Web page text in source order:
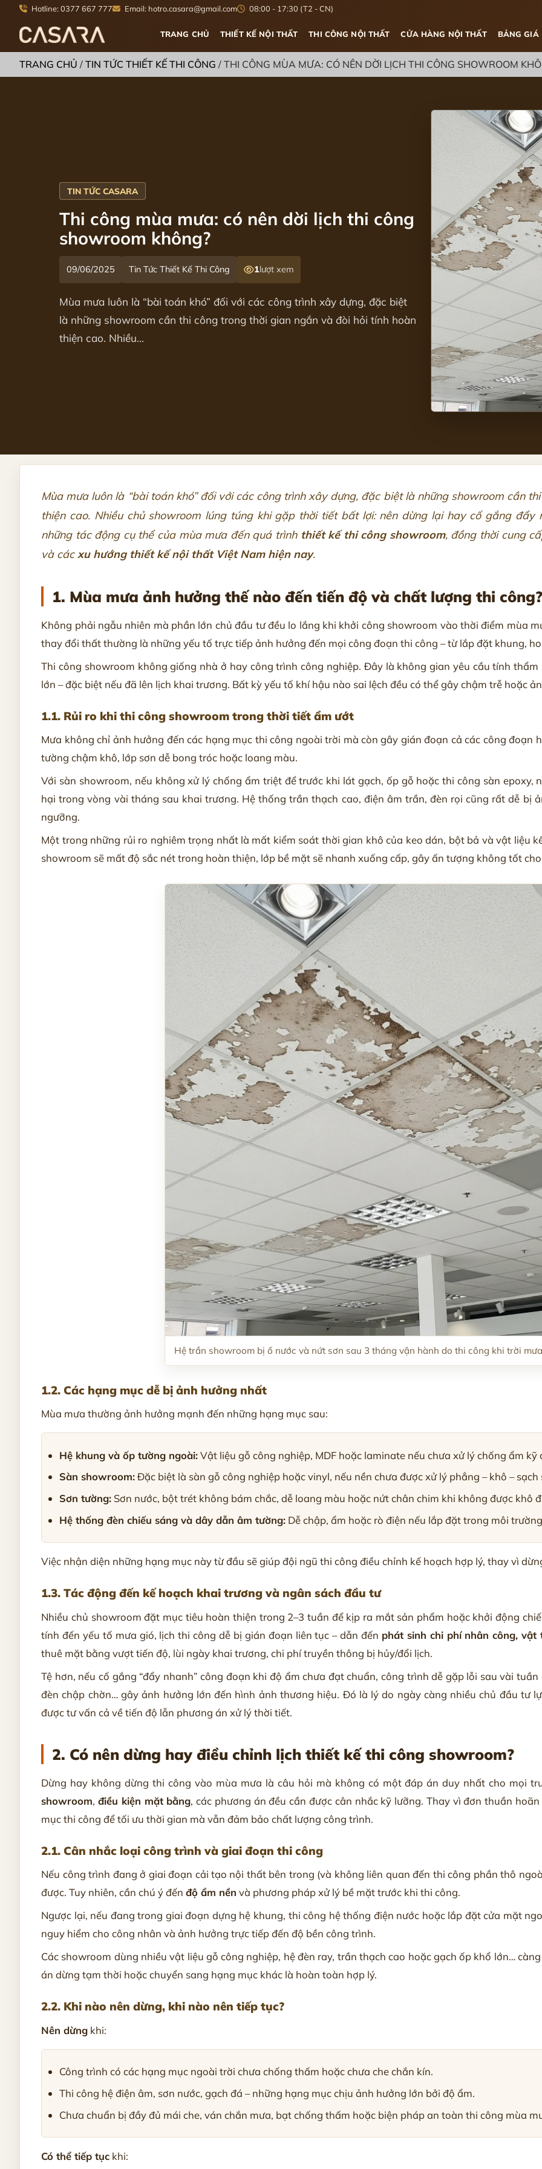
Hotline: 0377 667 777 Email: hotro.casara@gmail.com 08:00 - 17:30 (T2 - CN)
TRANG CHỦ THIẾT KẾ NỘI THẤT THI CÔNG NỘI THẤT CỬA HÀNG NỘI THẤT BẢNG GIÁ
TRANG CHỦ / TIN TỨC THIẾT KẾ THI CÔNG / THI CÔNG MÙA MƯA: CÓ NÊN DỜI LỊCH THI CÔNG SHOWROOM
Thi công mùa mưa: có nên dời lịch thi công
showroom không?
09/06/2025 Tin Tức Thiết Kế Thi Công 1lượt xem
Mùa mưa luôn là “bài toán khó” đối với các công trình xây dựng, đặc biệt
là những showroom cần thi công trong thời gian ngắn và đòi hỏi tính hoàn
thiện cao. Nhiều...
Mùa mưa luôn là “bài toán khó” đối với các công trình xây dựng, đặc biệt là những showroom cần
thiện cao. Nhiều chủ showroom lúng túng khi gặp thời tiết bất lợi: nên dừng lại hay cố gắng
những tác động cụ thể của mùa mưa đến quá trình thiết kế thi công showroom, đồng thời cung
và các xu hướng thiết kế nội thất Việt Nam hiện nay.
1. Mùa mưa ảnh hưởng thế nào đến tiến độ và chất lượng thi công?
Không phải ngẫu nhiên mà phần lớn chủ đầu tư đều lo lắng khi khởi công showroom vào thời điểm mùa
thay đổi thất thường là những yếu tố trực tiếp ảnh hưởng đến mọi công đoạn thi công – từ lắp đặt khung,
Thi công showroom không giống nhà ở hay công trình công nghiệp. Đây là không gian yêu cầu tính
lớn – đặc biệt nếu đã lên lịch khai trương. Bất kỳ yếu tố khí hậu nào sai lệch đều có thể gây chậm trễ hoặc
1.1. Rủi ro khi thi công showroom trong thời tiết ẩm ướt
Mưa không chỉ ảnh hưởng đến các hạng mục thi công ngoài trời mà còn gây gián đoạn cả các công
tường chậm khô, lớp sơn dễ bong tróc hoặc loang màu.
Với sàn showroom, nếu không xử lý chống ẩm triệt để trước khi lát gạch, ốp gỗ hoặc thi công sàn epoxy,
hại trong vòng vài tháng sau khai trương. Hệ thống trần thạch cao, điện âm trần, đèn rọi cũng rất dễ bị
ngưỡng.
Một trong những rủi ro nghiêm trọng nhất là mất kiểm soát thời gian khô của keo dán, bột bả và vật liệu
showroom sẽ mất độ sắc nét trong hoàn thiện, lớp bề mặt sẽ nhanh xuống cấp, gây ấn tượng không tốt
Hệ trần showroom bị ố nước và nứt sơn sau 3 tháng vận hành do thi công khi trời
1.2. Các hạng mục dễ bị ảnh hưởng nhất
Mùa mưa thường ảnh hưởng mạnh đến những hạng mục sau:
Hệ khung và ốp tường ngoài:Vật liệu gỗ công nghiệp, MDF hoặc laminate nếu chưa xử lý chống ẩm
Sàn showroom:Đặc biệt là sàn gỗ công nghiệp hoặc vinyl, nếu nền chưa được xử lý phẳng – khô – sạch
Sơn tường:Sơn nước, bột trét không bám chắc, dễ loang màu hoặc nứt chân chim khi không được khô
Hệ thống đèn chiếu sáng và dây dẫn âm tường:Dễ chập, ẩm hoặc rò điện nếu lắp đặt trong môi
Việc nhận diện những hạng mục này từ đầu sẽ giúp đội ngũ thi công điều chỉnh kế hoạch hợp lý, thay vì
1.3. Tác động đến kế hoạch khai trương và ngân sách đầu tư
Nhiều chủ showroom đặt mục tiêu hoàn thiện trong 2–3 tuần để kịp ra mắt sản phẩm hoặc khởi động
tính đến yếu tố mưa gió, lịch thi công dễ bị gián đoạn liên tục – dẫn đến phát sinh chi phí nhân công,
thuê mặt bằng vượt tiến độ, lùi ngày khai trương, chi phí truyền thông bị hủy/đổi lịch.
Tệ hơn, nếu cố gắng “đẩy nhanh” công đoạn khi độ ẩm chưa đạt chuẩn, công trình dễ gặp lỗi sau vài
đèn chập chờn… gây ảnh hưởng lớn đến hình ảnh thương hiệu. Đó là lý do ngày càng nhiều chủ đầu tư
được tư vấn cả về tiến độ lẫn phương án xử lý thời tiết.
2. Có nên dừng hay điều chỉnh lịch thiết kế thi công showroom?
Dừng hay không dừng thi công vào mùa mưa là câu hỏi mà không có một đáp án duy nhất cho mọi
showroom, điều kiện mặt bằng, các phương án đều cần được cân nhắc kỹ lưỡng. Thay vì đơn thuần
mục thi công để tối ưu thời gian mà vẫn đảm bảo chất lượng công trình.
2.1. Cân nhắc loại công trình và giai đoạn thi công
Nếu công trình đang ở giai đoạn cải tạo nội thất bên trong (và không liên quan đến thi công phần thô
được. Tuy nhiên, cần chú ý đếnđộ ẩm nền và phương pháp xử lý bề mặt trước khi thi công.
Ngược lại, nếu đang trong giai đoạn dựng hệ khung, thi công hệ thống điện nước hoặc lắp đặt cửa mặt
nguy hiểm cho công nhân và ảnh hưởng trực tiếp đến độ bền công trình.
Các showroom dùng nhiều vật liệu gỗ công nghiệp, hệ đèn ray, trần thạch cao hoặc gạch ốp khổ lớn…
án dừng tạm thời hoặc chuyển sang hạng mục khác là hoàn toàn hợp lý.
2.2. Khi nào nên dừng, khi nào nên tiếp tục?
Nên dừng khi:
Công trình có các hạng mục ngoài trời chưa chống thấm hoặc chưa che chắn kín.
Thi công hệ điện âm, sơn nước, gạch đá – những hạng mục chịu ảnh hưởng lớn bởi độ ẩm.
Chưa chuẩn bị đầy đủ mái che, ván chắn mưa, bạt chống thấm hoặc biện pháp an toàn thi công mùa
Có thể tiếp tục khi: